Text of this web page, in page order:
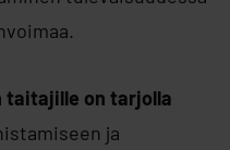
taitajille on tarjolla
ja